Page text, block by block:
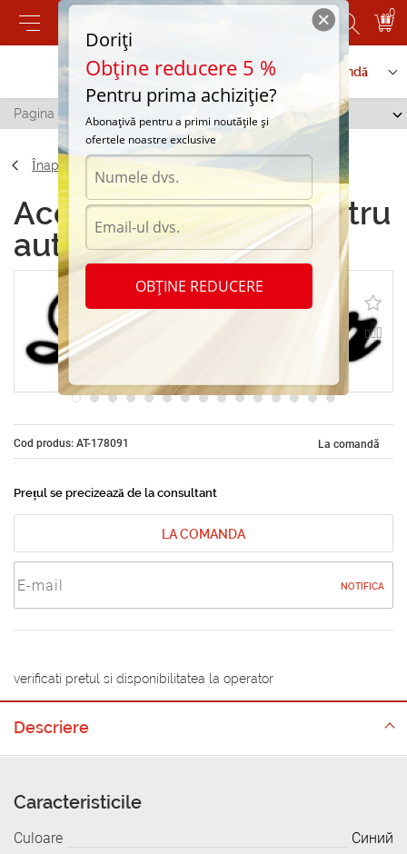
0
Contactați-ne Serviciu de comandă
Pagina principală Stickere pentru automobil "Drifter"
Înapoi
Accesorii Stickere pentru
automobil "Drifter"
Cod produs: AT-178091 La comandă
Prețul se precizează de la consultant
LA COMANDA
NOTIFICA
verificati pretul si disponibilitatea la operator
Descriere
Caracteristicile
Culoare
Синий
Doriți
Obține reducere 5 %
Pentru prima achiziție?
Abonațivă pentru a primi noutățile și
ofertele noastre exclusive
OBȚINE REDUCERE